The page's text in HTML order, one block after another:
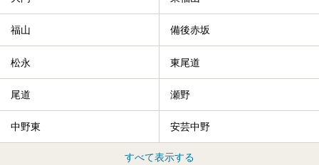
福山 備後赤坂
松永 東尾道
尾道 瀬野
中野東 安芸中野
すべて表示する